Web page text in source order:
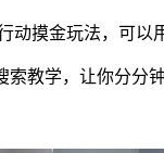
动摸金玩法，可以
索教学，让你分分